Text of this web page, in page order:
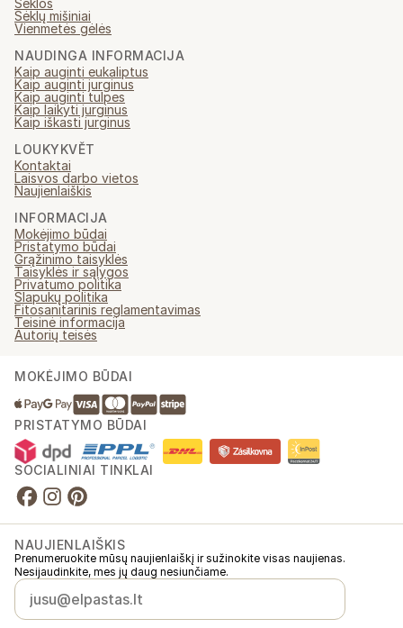
Sėklos
Sėklų mišiniai
Vienmetės gėlės
NAUDINGA INFORMACIJA
Kaip auginti eukaliptus
Kaip auginti jurginus
Kaip auginti tulpes
Kaip laikyti jurginus
Kaip iškasti jurginus
LOUKYKVĚT
Kontaktai
Laisvos darbo vietos
Naujienlaiškis
INFORMACIJA
Mokėjimo būdai
Pristatymo būdai
Grąžinimo taisyklės
Taisyklės ir sąlygos
Privatumo politika
Slapukų politika
Fitosanitarinis reglamentavimas
Teisinė informacija
Autorių teisės
MOKĖJIMO BŪDAI
PRISTATYMO BŪDAI
SOCIALINIAI TINKLAI
NAUJIENLAIŠKIS
Prenumeruokite mūsų naujienlaiškį ir sužinokite visas naujienas.
Nesijaudinkite, mes jų daug nesiunčiame.